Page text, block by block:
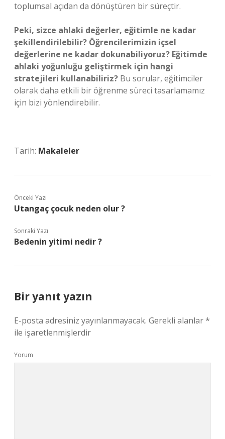
toplumsal açıdan da dönüştüren bir süreçtir.
Peki, sizce ahlaki değerler, eğitimle ne kadar
şekillendirilebilir? Öğrencilerimizin içsel
değerlerine ne kadar dokunabiliyoruz? Eğitimde
ahlaki yoğunluğu geliştirmek için hangi
stratejileri kullanabiliriz? Bu sorular, eğitimciler
olarak daha etkili bir öğrenme süreci tasarlamamız
için bizi yönlendirebilir.
Tarih: Makaleler
Önceki Yazı
Utangaç çocuk neden olur ?
Sonraki Yazı
Bedenin yitimi nedir ?
Bir yanıt yazın
E-posta adresiniz yayınlanmayacak. Gerekli alanlar*
ile işaretlenmişlerdir
Yorum